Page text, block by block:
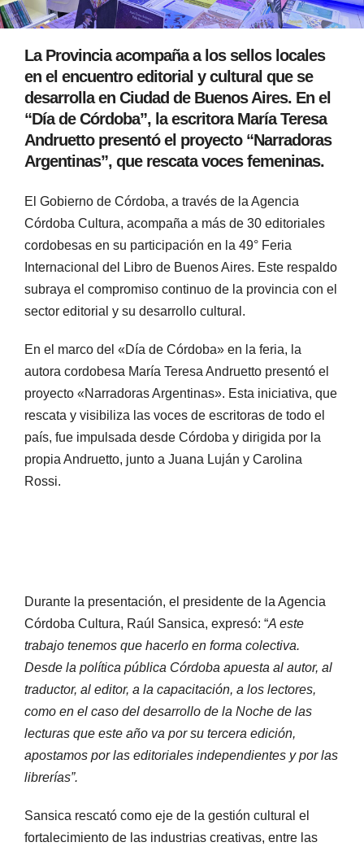
La Provincia acompaña a los sellos locales
en el encuentro editorial y cultural que se
desarrolla en Ciudad de Buenos Aires. En el
“Día de Córdoba”, la escritora María Teresa
Andruetto presentó el proyecto “Narradoras
Argentinas”, que rescata voces femeninas.
El Gobierno de Córdoba, a través de la Agencia
Córdoba Cultura, acompaña a más de 30 editoriales
cordobesas en su participación en la 49° Feria
Internacional del Libro de Buenos Aires. Este respaldo
subraya el compromiso continuo de la provincia con el
sector editorial y su desarrollo cultural.
En el marco del «Día de Córdoba» en la feria, la
autora cordobesa María Teresa Andruetto presentó el
proyecto «Narradoras Argentinas». Esta iniciativa, que
rescata y visibiliza las voces de escritoras de todo el
país, fue impulsada desde Córdoba y dirigida por la
propia Andruetto, junto a Juana Luján y Carolina
Rossi.
Durante la presentación, el presidente de la Agencia
Córdoba Cultura, Raúl Sansica, expresó: “A este
trabajo tenemos que hacerlo en forma colectiva.
Desde la política pública Córdoba apuesta al autor, al
traductor, al editor, a la capacitación, a los lectores,
como en el caso del desarrollo de la Noche de las
lecturas que este año va por su tercera edición,
apostamos por las editoriales independientes y por las
librerías”.
Sansica rescató como eje de la gestión cultural el
fortalecimiento de las industrias creativas, entre las